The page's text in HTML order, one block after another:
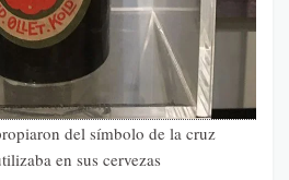
del símbolo de la cruz
en sus cervezas